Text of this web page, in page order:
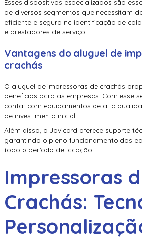
Esses dispositivos especializados são
de diversos segmentos que necessitam
eficiente e segura na identificação de
e prestadores de serviço.
Vantagens do aluguel de
crachás
O aluguel de impressoras de crachás
benefícios para as empresas. Com esse
contar com equipamentos de alta
de investimento inicial.
Além disso, a Jovicard oferece suporte
garantindo o pleno funcionamento dos
todo o período de locação.
Impressoras
Crachás: